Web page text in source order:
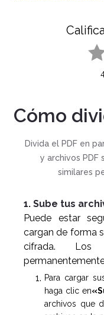
Cómo
Divida el PDF en
y archivos PDF
similares
1. Sube tus
Puede estar
cargan de forma
cifrada. Los
Para cargar
haga clic en
archivos que